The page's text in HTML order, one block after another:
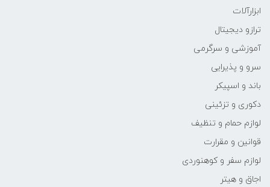
ابزارآلات
ترازو دیجیتال
آموزشی و سرگرمی
سرو و پذیرایی
باند و اسپیکر
دکوری و تزئینی
لوازم حمام و تنظیف
قوانین و مقرارت
لوازم سفر و کوهنوردی
اجاق و هیتر